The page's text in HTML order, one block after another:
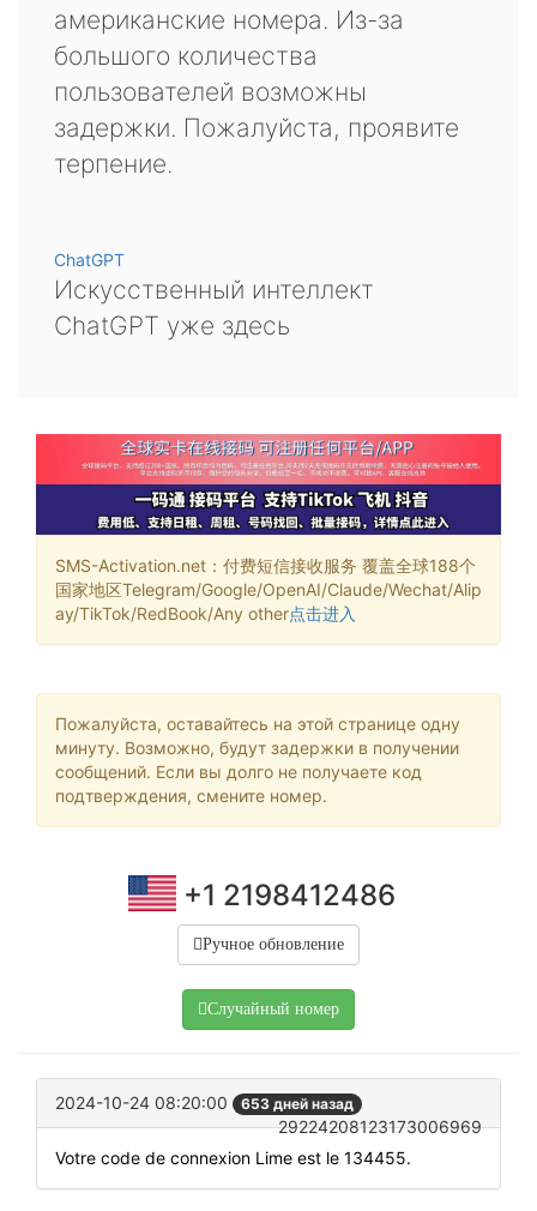
американские номера. Из-за
большого количества
пользователей возможны
задержки. Пожалуйста, проявите
терпение.
ChatGPT
Искусственный интеллект
ChatGPT уже здесь
SMS-Activation.net：付费短信接收服务 覆盖全球188个
国家地区Telegram/Google/OpenAI/Claude/Wechat/Alip
ay/TikTok/RedBook/Any other点击进入
Пожалуйста, оставайтесь на этой странице одну
минуту. Возможно, будут задержки в получении
сообщений. Если вы долго не получаете код
подтверждения, смените номер.
+1 2198412486
Ручное обновление
Случайный номер
2024-10-24 08:20:00 653 дней назад
29224208123173006969
Votre code de connexion Lime est le 134455.